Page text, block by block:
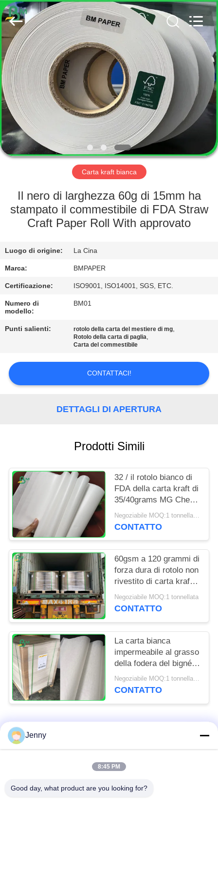
CASA
PRODOTTI
CIRCA
NOI
GIRO
FABBRICA
CONTROLLO
QUALITÀ
CONTATTICI
NOTIZIE
MAPPA
GUANGZHOU
BMPAPER
CO.,
LTD..
Rights
Reserved.
Carta kraft bianca
Il nero di larghezza 60g di 15mm ha
stampato il commestibile di FDA Straw
Craft Paper Roll With approvato
Luogo di origine: La Cina
Marca: BMPAPER
Certificazione: ISO9001, ISO14001, SGS, ETC.
Numero di
modello:
BM01
Punti salienti: rotolo della carta del mestiere di mg,
Rotolo della carta di paglia,
Carta del commestibile
CONTATTACI!
DETTAGLI DI APERTURA
Prodotti Simili
32 / il rotolo bianco di
FDA della carta kraft di
35/40grams MG Che
imballa per
l'imballaggio scheggia
Negoziabile MOQ:1 tonnellata per la dimensione speciale
CONTATTO
60gsm a 120 grammi di
forza dura di rotolo non
rivestito di carta kraft
candeggiata per la
borsa di drogheria
Negoziabile MOQ:1 tonnellata
CONTATTO
La carta bianca
impermeabile al grasso
della fodera del bigné
per la cucina del forno
foggia 31 - 38gsm
Negoziabile MOQ:1 tonnellata per la dimensione comune & 10 tonnellate per la dimensione speciale
CONTATTO
Categorie popolari
rotolo marrone della
Jenny
8:45 PM
Good day, what product are you looking for?